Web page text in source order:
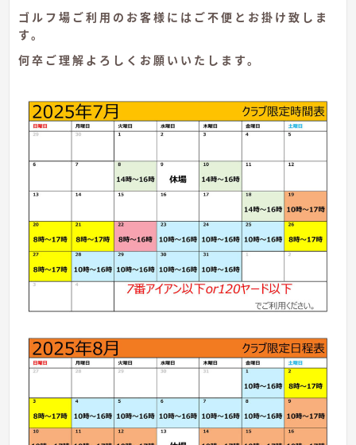
ゴルフ場ご利用のお客様にはご不便とお掛け致しま
す。
何卒ご理解よろしくお願いいたします。